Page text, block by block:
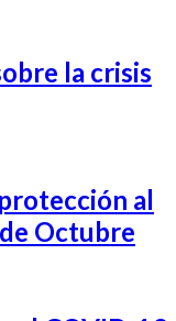
la crisis
al
Octubre